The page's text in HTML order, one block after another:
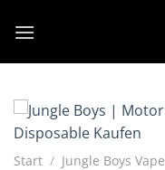
Inhalt
Start / Jungle Boys Vape